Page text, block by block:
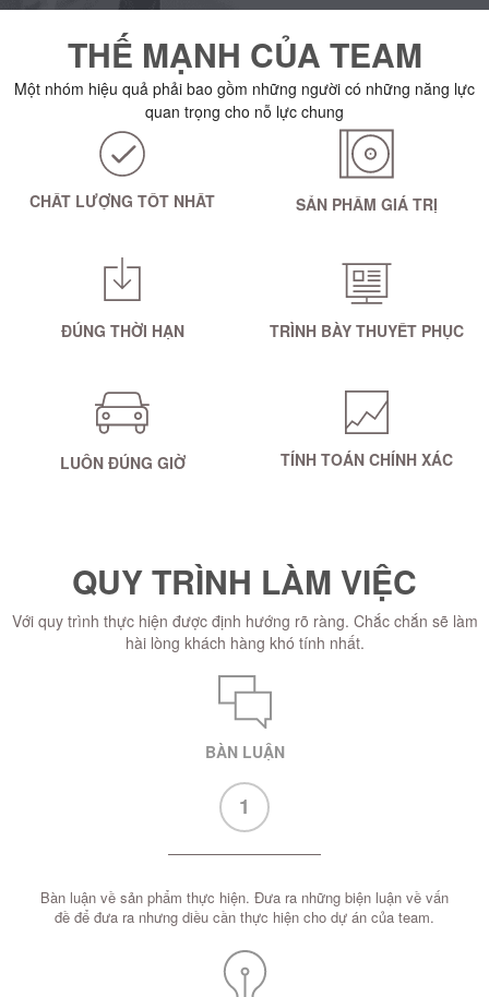
THẾ MẠNH CỦA TEAM
Một nhóm hiệu quả phải bao gồm những người có những năng lực
quan trọng cho nỗ lực chung
CHẤT LƯỢNG TỐT NHẤT SẢN PHẨM GIÁ TRỊ
ĐÚNG THỜI HẠN TRÌNH BÀY THUYẾT PHỤC
LUÔN ĐÚNG GIỜ TÍNH TOÁN CHÍNH XÁC
QUY TRÌNH LÀM VIỆC
Với quy trình thực hiện được định hướng rõ ràng. Chắc chắn sẽ làm
hài lòng khách hàng khó tính nhất.
BÀN LUẬN
1
Bàn luận về sản phẩm thực hiện. Đưa ra những biện luận về vấn
đề để đưa ra nhưng diều cần thực hiện cho dự án của team.